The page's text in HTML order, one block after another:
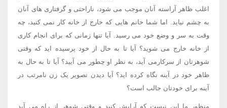
اغلب ظاهر آراسته آنان موجب می شود، ناراحتی و گرفتاری های آنان
به چشم نیاید. اما شما خانم هایی که خارج از خانه کار نمی کنید، چه
وقت به سر و وضع خود می رسید. آیا تنها زمانی که برای انجام کاری
از خانه خارج می شوید؟ آیا تا به حال از خود پرسیده اید که وقتی
شوهرتان از سرکارمی آید، به نظر او چطور می آیید؟ آیا تا به حال به
ظاهر خود در آینه نگاه کرده اید؟ آیا دیدن تصویر یک زن نامرتب در
آینه برای خودتان جالب است؟
منظور ما این نیست که آرایش کنید و وقتی شوهر از راه می آید